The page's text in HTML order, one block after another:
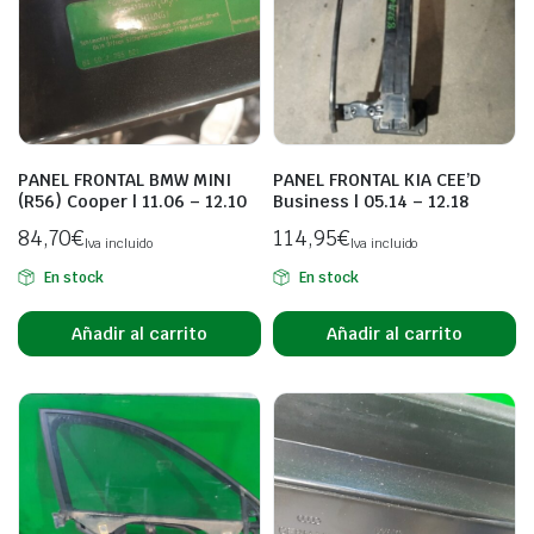
PANEL FRONTAL BMW MINI
(R56) Cooper | 11.06 – 12.10
84,70€Iva incluido
En stock
Añadir al carrito
PANEL FRONTAL KIA CEE’D
Business | 05.14 – 12.18
114,95€Iva incluido
En stock
Añadir al carrito